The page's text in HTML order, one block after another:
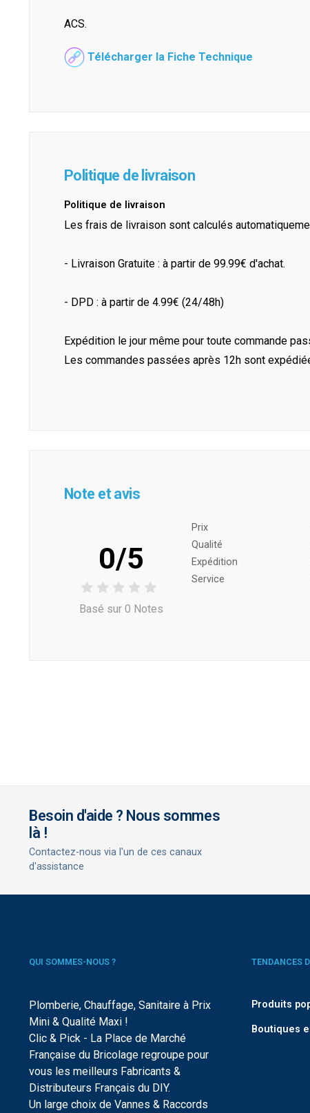
ACS.
Télécharger la Fiche Technique
Politique de livraison
Politique de livraison
Les frais de livraison sont calculés
- Livraison Gratuite : à partir de 99.99€ d'achat.
- DPD : à partir de 4.99€ (24/48h)
Expédition le jour même pour toute commande
Les commandes passées après 12h sont
Note et avis
0/5
Basé sur 0 Notes
Prix ​​
Qualité
Expédition
Service
Besoin d'aide ? Nous sommes
là !
Contactez-nous via l'un de ces canaux
d'assistance
QUI SOMMES-NOUS ?
Plomberie, Chauffage, Sanitaire à Prix
Mini & Qualité Maxi !
Clic & Pick - La Place de Marché
Française du Bricolage regroupe pour
vous les meilleurs Fabricants &
Distributeurs Français du DIY.
Un large choix de Vannes & Raccords
TENDANCES
Produits
Boutiques